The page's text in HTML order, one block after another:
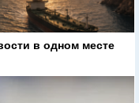
в одном месте